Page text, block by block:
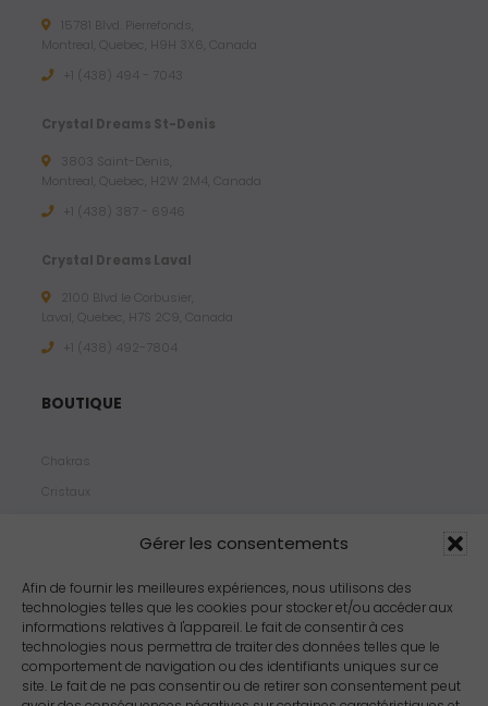
Gérer les consentements
Afin de fournir les meilleures expériences, nous utilisons des
technologies telles que les cookies pour stocker et/ou accéder aux
informations relatives à l'appareil. Le fait de consentir à ces
technologies nous permettra de traiter des données telles que le
comportement de navigation ou des identifiants uniques sur ce
site. Le fait de ne pas consentir ou de retirer son consentement peut
15781 Blvd. Pierrefonds,
Montreal, Quebec, H9H 3X6, Canada
+1 (438) 494 - 7043
Crystal Dreams St-Denis
3803 Saint-Denis,
Montreal, Quebec, H2W 2M4, Canada
+1 (438) 387 - 6946
Crystal Dreams Laval
2100 Blvd le Corbusier,
Laval, Quebec, H7S 2C9, Canada
+1 ‪(438) 492-7804‬
BOUTIQUE
Chakras
Cristaux
Propriétés
Arômes
Zodiacs